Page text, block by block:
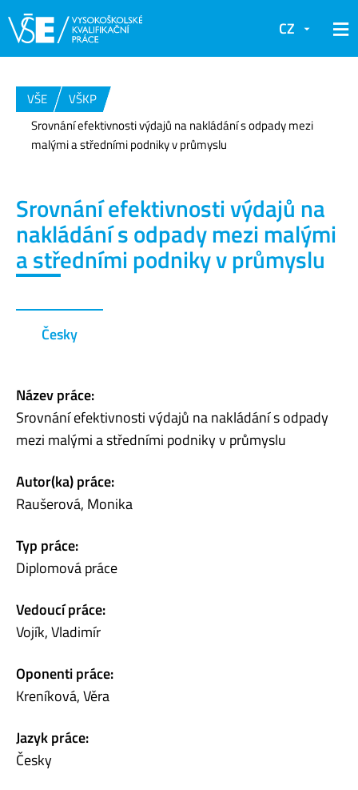
CZ
VŠE
VŠKP
Srovnání efektivnosti výdajů na nakládání s odpady mezi
malými a středními podniky v průmyslu
Srovnání efektivnosti výdajů na
nakládání s odpady mezi malými
a středními podniky v průmyslu
Česky
Název práce:
Srovnání efektivnosti výdajů na nakládání s odpady
mezi malými a středními podniky v průmyslu
Autor(ka) práce:
Raušerová, Monika
Typ práce:
Diplomová práce
Vedoucí práce:
Vojík, Vladimír
Oponenti práce:
Kreníková, Věra
Jazyk práce:
Česky